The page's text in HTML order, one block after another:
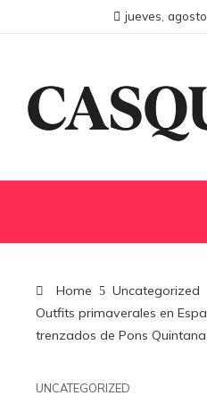
jueves,
Home
Uncategorized
Outfits primaverales en
trenzados de Pons Quintana
UNCATEGORIZED